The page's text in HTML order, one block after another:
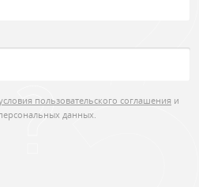
пользовательского соглашения и
данных.